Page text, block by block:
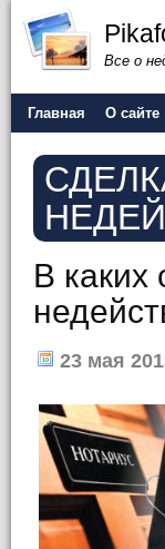
Все о
Главная О сайте
В каких
23 мая